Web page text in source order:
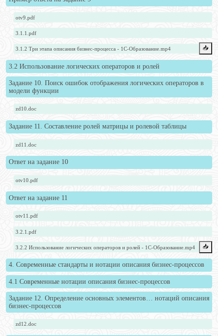
otv9.pdf
3.1.1.pdf
3.1.2 Три этапа описания бизнес-процесса - 1С-Образование.mp4 📥️
3.2 Использование логических операторов и ролей
Задание 10. Поиск ошибок отображения логических операторов в
модели функции
zd10.doc
Задание 11. Составление ролей матрицы и ролевой таблицы
zd11.doc
Ответ на задание 10
otv10.pdf
Ответ на задание 11
otv11.pdf
3.2.1.pdf
3.2.2 Использование логических операторов и ролей - 1С-Образование.mp4 📥️
4. Современные стандарты и нотации описания бизнес-процессов
4.1 Современные нотации описания бизнес-процессов
Задание 12. Определение основных элементов… нотаций описания
бизнес-процессов
zd12.doc